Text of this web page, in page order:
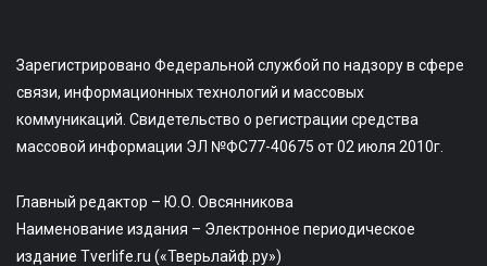
Зарегистрировано Федеральной службой по надзору в сфере
связи, информационных технологий и массовых
коммуникаций. Свидетельство о регистрации средства
массовой информации ЭЛ №ФС77-40675 от 02 июля 2010г.
Главный редактор – Ю.О. Овсянникова
Наименование издания – Электронное периодическое
издание Tverlife.ru («Тверьлайф.ру»)